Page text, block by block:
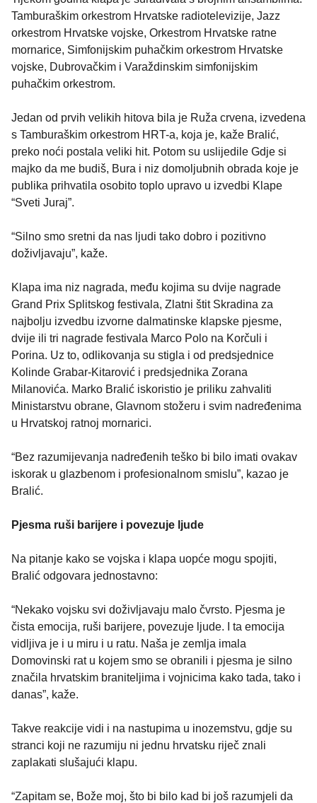
Tamburaškim orkestrom Hrvatske radiotelevizije, Jazz
orkestrom Hrvatske vojske, Orkestrom Hrvatske ratne
mornarice, Simfonijskim puhačkim orkestrom Hrvatske
vojske, Dubrovačkim i Varaždinskim simfonijskim
puhačkim orkestrom.
Jedan od prvih velikih hitova bila je Ruža crvena, izvedena
s Tamburaškim orkestrom HRT-a, koja je, kaže Bralić,
preko noći postala veliki hit. Potom su uslijedile Gdje si
majko da me budiš, Bura i niz domoljubnih obrada koje je
publika prihvatila osobito toplo upravo u izvedbi Klape
“Sveti Juraj”.
“Silno smo sretni da nas ljudi tako dobro i pozitivno
doživljavaju”, kaže.
Klapa ima niz nagrada, među kojima su dvije nagrade
Grand Prix Splitskog festivala, Zlatni štit Skradina za
najbolju izvedbu izvorne dalmatinske klapske pjesme,
dvije ili tri nagrade festivala Marco Polo na Korčuli i
Porina. Uz to, odlikovanja su stigla i od predsjednice
Kolinde Grabar-Kitarović i predsjednika Zorana
Milanovića. Marko Bralić iskoristio je priliku zahvaliti
Ministarstvu obrane, Glavnom stožeru i svim nadređenima
u Hrvatskoj ratnoj mornarici.
“Bez razumijevanja nadređenih teško bi bilo imati ovakav
iskorak u glazbenom i profesionalnom smislu”, kazao je
Bralić.
Pjesma ruši barijere i povezuje ljude
Na pitanje kako se vojska i klapa uopće mogu spojiti,
Bralić odgovara jednostavno:
“Nekako vojsku svi doživljavaju malo čvrsto. Pjesma je
čista emocija, ruši barijere, povezuje ljude. I ta emocija
vidljiva je i u miru i u ratu. Naša je zemlja imala
Domovinski rat u kojem smo se obranili i pjesma je silno
značila hrvatskim braniteljima i vojnicima kako tada, tako i
danas”, kaže.
Takve reakcije vidi i na nastupima u inozemstvu, gdje su
stranci koji ne razumiju ni jednu hrvatsku riječ znali
zaplakati slušajući klapu.
“Zapitam se, Bože moj, što bi bilo kad bi još razumjeli da